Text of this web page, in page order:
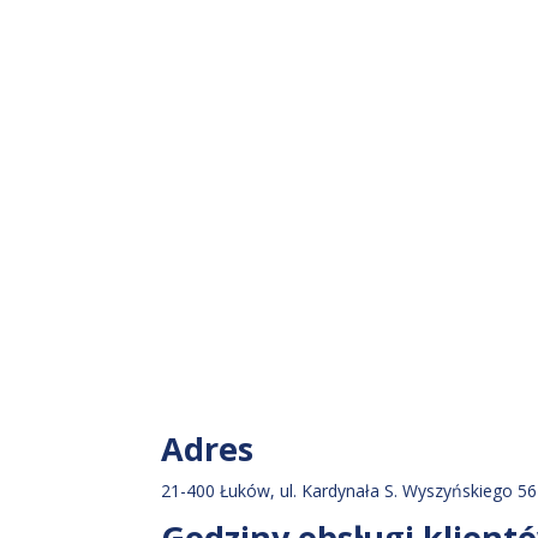
Adres
21-400 Łuków, ul. Kardynała S. Wyszyńskiego 56